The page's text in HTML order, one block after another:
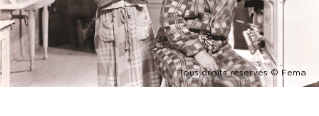
Tous droits réservés © Fema